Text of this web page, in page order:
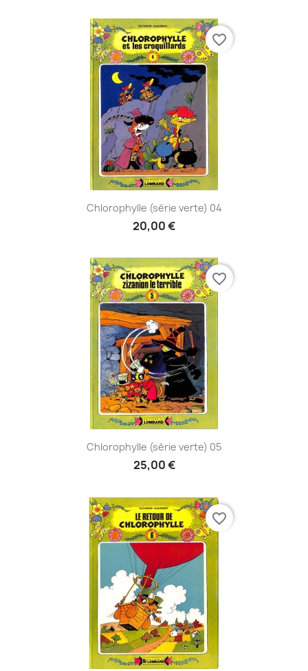
Chlorophylle (série verte) 04
20,00 €
favorite_border
Chlorophylle (série verte) 05
25,00 €
favorite_border
favorite_border